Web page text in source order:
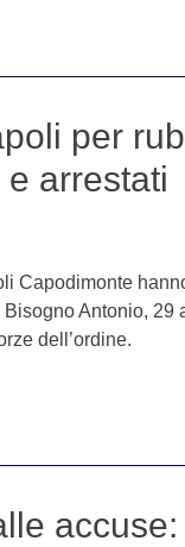
per
arrestati
Capodimonte
Antonio, 29
dell’ordine.
accuse: